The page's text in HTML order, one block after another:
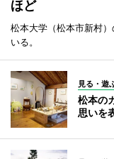
ほど
松本大学（松本市新村
いる。
見る・遊
松本の
思いを